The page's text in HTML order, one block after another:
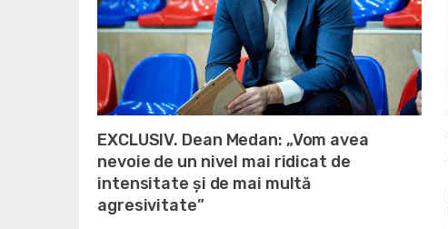
EXCLUSIV. Dean Medan: „Vom avea
nevoie de un nivel mai ridicat de
intensitate și de mai multă
agresivitate”